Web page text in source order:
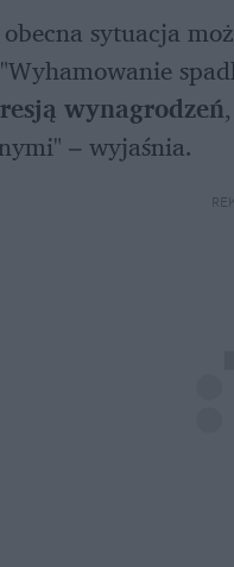
obecna sytuacja
wynagrodzeń,
– wyjaśnia.